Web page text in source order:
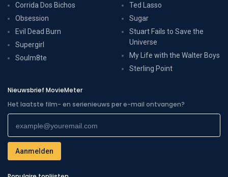
Corrida Dos Bichos
Obsession
Evil Dead Burn
Supergirl
Soulm8te
Ted Lasso
Sugar
Stuart Fails to Save the
Universe
My Life with the Walter Boys
Sterling Point
Nieuwsbrief MovieMeter
Het laatste film- en serienieuws per e-mail ontvangen?